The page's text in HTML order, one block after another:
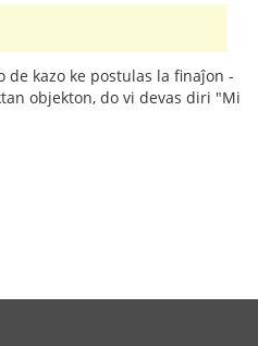
de kazo ke postulas la finaĵon -
objekton, do vi devas diri "Mi